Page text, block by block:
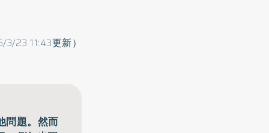
23 11:43更新）
問題。然而